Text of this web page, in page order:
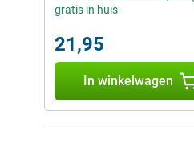
gratis in huis
21,95
In winkelwagen